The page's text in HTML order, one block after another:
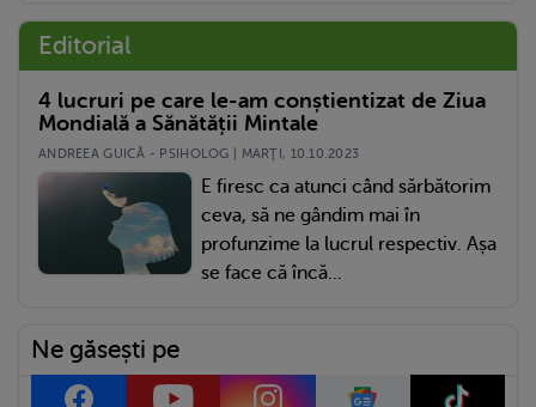
Editorial
4 lucruri pe care le-am conștientizat de Ziua
Mondială a Sănătății Mintale
ANDREEA GUICĂ - PSIHOLOG | MARŢI, 10.10.2023
E firesc ca atunci când sărbătorim
ceva, să ne gândim mai în
profunzime la lucrul respectiv. Așa
se face că încă...
Ne găsești pe